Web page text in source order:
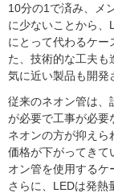
10分の1で済み、メ
に少ないことから、
にとって代わるケー
た、技術的な工夫も
気に近い製品も開発
従来のネオン管は、
が必要で工事が必要
ネオンの方が抑えら
価格が下がってきて
オン管を使用するケ
さらに、LEDは発熱